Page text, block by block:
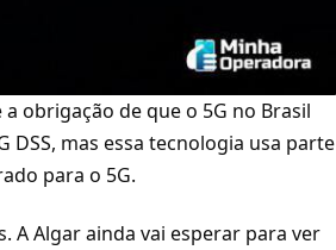
a obrigação de que o 5G no Brasil
DSS, mas essa tecnologia usa parte
para o 5G.
A Algar ainda vai esperar para ver